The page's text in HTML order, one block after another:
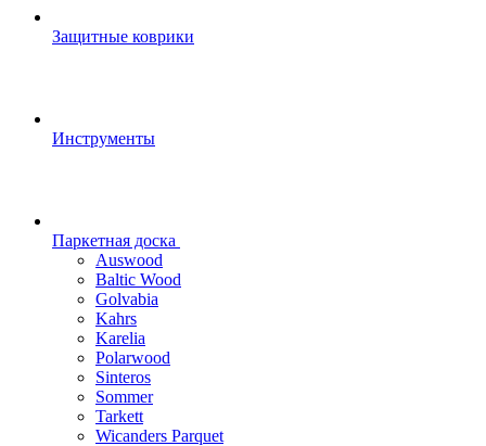
Защитные коврики
Инструменты
Паркетная доска
Auswood
Baltic Wood
Golvabia
Kahrs
Karelia
Polarwood
Sinteros
Sommer
Tarkett
Wicanders Parquet